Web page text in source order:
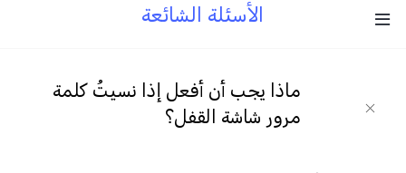
UAE(AR) | حدد البلد/المنطقة
الأسئلة الشائعة
ماذا يجب أن أفعل إذا نسيتُ كلمة
مرور شاشة القفل؟